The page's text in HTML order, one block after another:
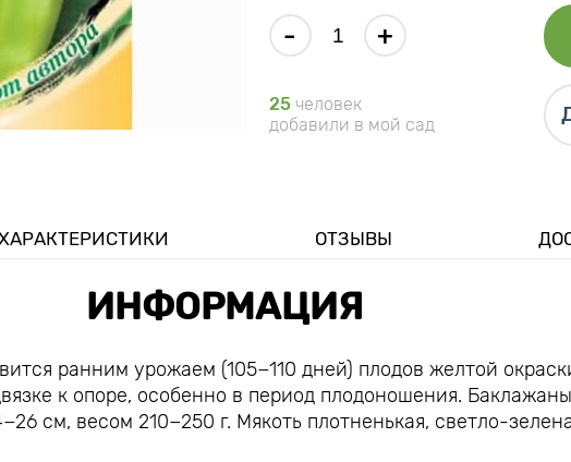
- +
25 человек
добавили в мой сад
ОТЗЫВЫ
ИНФОРМАЦИЯ
ранним урожаем (105−110 дней) плодов желтой
к опоре, особенно в период плодоношения. Баклажаны
см, весом 210−250 г. Мякоть плотненькая, светло-